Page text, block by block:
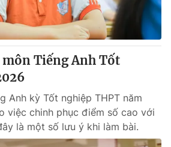
Tiếng Anh Tốt
Anh kỳ Tốt nghiệp THPT năm
việc chinh phục điểm số cao với
là một số lưu ý khi làm bài.